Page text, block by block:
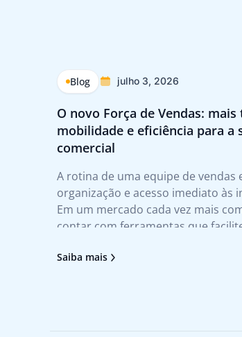
Blog julho 3, 2026
O novo Força de Vendas: mais
mobilidade e eficiência para a
comercial
A rotina de uma equipe de vendas
organização e acesso imediato às
Em um mercado cada vez mais
contar com ferramentas que
decisão deixou de ser um
Saiba mais